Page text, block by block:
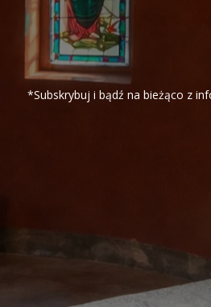
*Subskrybuj i bądź na bieżąco z